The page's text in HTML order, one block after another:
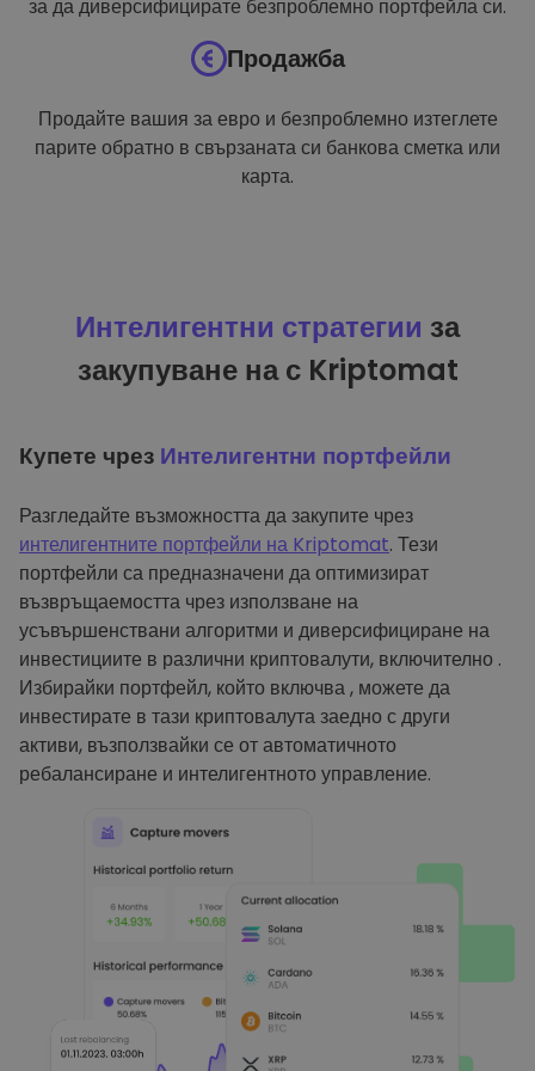
за да диверсифицирате безпроблемно портфейла си.
Продажба
Продайте вашия за евро и безпроблемно изтеглете
парите обратно в свързаната си банкова сметка или
карта.
Интелигентни стратегии за
закупуване на с Kriptomat
Купете чрез Интелигентни портфейли
Разгледайте възможността да закупите чрез
интелигентните портфейли на Kriptomat. Тези
портфейли са предназначени да оптимизират
възвръщаемостта чрез използване на
усъвършенствани алгоритми и диверсифициране на
инвестициите в различни криптовалути, включително .
Избирайки портфейл, който включва , можете да
инвестирате в тази криптовалута заедно с други
активи, възползвайки се от автоматичното
ребалансиране и интелигентното управление.